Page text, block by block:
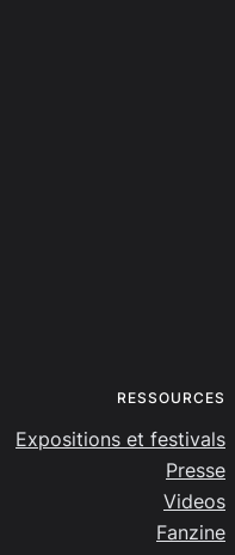
RESSOURCES
Expositions et festivals
Presse
Videos
Fanzine